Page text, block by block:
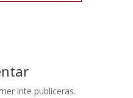
inte publiceras.